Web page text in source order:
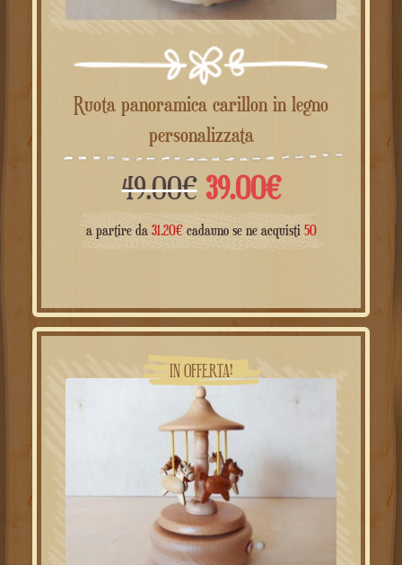
Ruota panoramica carillon in legno
personalizzata
49.00€ Il
prezzo
era:
49.00€.
39.00€Il
prezzo
è:
39.00€.
a partire da 31.20€cadauno se ne acquisti 50
IN OFFERTA!